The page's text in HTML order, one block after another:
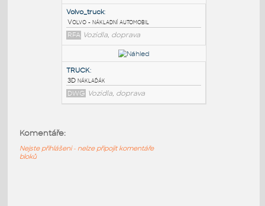
Nákladní vozidla
DWG Vozidla, doprava
truck5:
Nákladní automobil
DWG Vozidla, doprava
Volvo - nákladní automobil
Komentáře:
Nejste přihlášeni - nelze připojit komentáře
bloků